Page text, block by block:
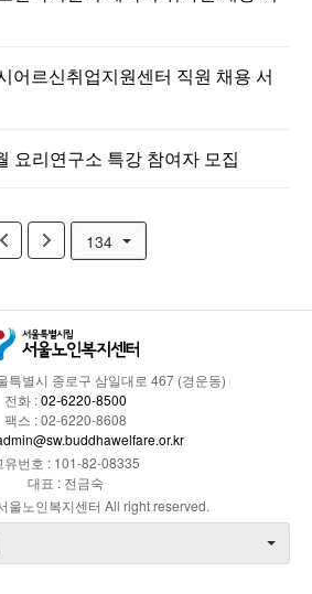
어르신취업지원센터 직원 채용 서
요리연구소 특강 참여자 모집
134
특별시 종로구 삼일대로 467 (경운동)
전화 :02-6220-8500
팩스 : 02-6220-8608
유번호 : 101-82-08335
대표 : 전금숙
울노인복지센터 All right reserved.